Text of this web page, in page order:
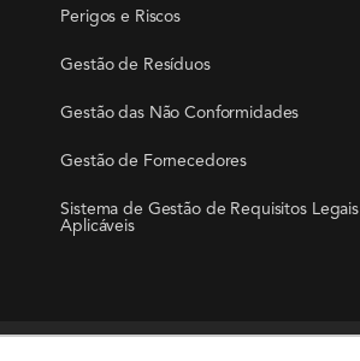
Perigos e Riscos
Gestão de Resíduos
Gestão das Não Conformidades
Gestão de Fornecedores
Sistema de Gestão de Requisitos Legais
Aplicáveis